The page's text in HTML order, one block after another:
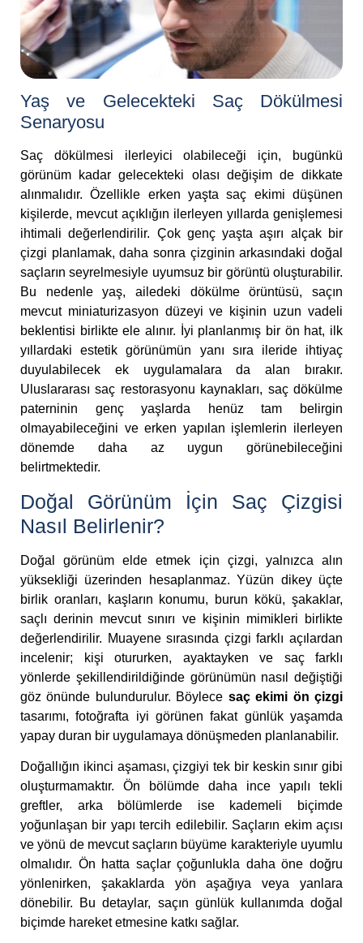
Yaş ve Gelecekteki Saç Dökülmesi
Senaryosu
Saç dökülmesi ilerleyici olabileceği için, bugünkü
görünüm kadar gelecekteki olası değişim de dikkate
alınmalıdır. Özellikle erken yaşta saç ekimi düşünen
kişilerde, mevcut açıklığın ilerleyen yıllarda genişlemesi
ihtimali değerlendirilir. Çok genç yaşta aşırı alçak bir
çizgi planlamak, daha sonra çizginin arkasındaki doğal
saçların seyrelmesiyle uyumsuz bir görüntü oluşturabilir.
Bu nedenle yaş, ailedeki dökülme örüntüsü, saçın
mevcut miniaturizasyon düzeyi ve kişinin uzun vadeli
beklentisi birlikte ele alınır. İyi planlanmış bir ön hat, ilk
yıllardaki estetik görünümün yanı sıra ileride ihtiyaç
duyulabilecek ek uygulamalara da alan bırakır.
Uluslararası saç restorasyonu kaynakları, saç dökülme
paterninin genç yaşlarda henüz tam belirgin
olmayabileceğini ve erken yapılan işlemlerin ilerleyen
dönemde daha az uygun görünebileceğini
belirtmektedir.
Doğal Görünüm İçin Saç Çizgisi
Nasıl Belirlenir?
Doğal görünüm elde etmek için çizgi, yalnızca alın
yüksekliği üzerinden hesaplanmaz. Yüzün dikey üçte
birlik oranları, kaşların konumu, burun kökü, şakaklar,
saçlı derinin mevcut sınırı ve kişinin mimikleri birlikte
değerlendirilir. Muayene sırasında çizgi farklı açılardan
incelenir; kişi otururken, ayaktayken ve saç farklı
yönlerde şekillendirildiğinde görünümün nasıl değiştiği
göz önünde bulundurulur. Böylece saç ekimi ön çizgi
tasarımı, fotoğrafta iyi görünen fakat günlük yaşamda
yapay duran bir uygulamaya dönüşmeden planlanabilir.
Doğallığın ikinci aşaması, çizgiyi tek bir keskin sınır gibi
oluşturmamaktır. Ön bölümde daha ince yapılı tekli
greftler, arka bölümlerde ise kademeli biçimde
yoğunlaşan bir yapı tercih edilebilir. Saçların ekim açısı
ve yönü de mevcut saçların büyüme karakteriyle uyumlu
olmalıdır. Ön hatta saçlar çoğunlukla daha öne doğru
yönlenirken, şakaklarda yön aşağıya veya yanlara
dönebilir. Bu detaylar, saçın günlük kullanımda doğal
biçimde hareket etmesine katkı sağlar.